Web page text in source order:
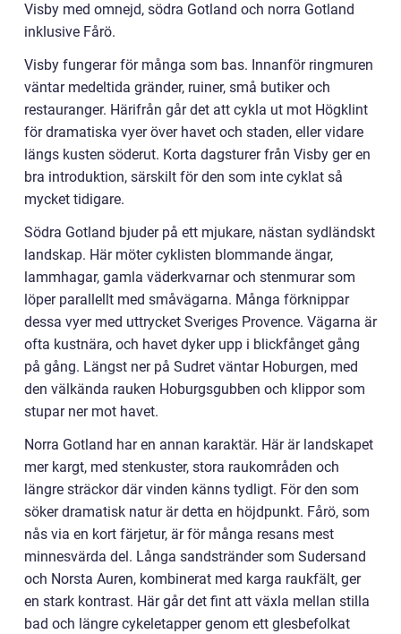
Visby med omnejd, södra Gotland och norra Gotland
inklusive Fårö.
Visby fungerar för många som bas. Innanför ringmuren
väntar medeltida gränder, ruiner, små butiker och
restauranger. Härifrån går det att cykla ut mot Högklint
för dramatiska vyer över havet och staden, eller vidare
längs kusten söderut. Korta dagsturer från Visby ger en
bra introduktion, särskilt för den som inte cyklat så
mycket tidigare.
Södra Gotland bjuder på ett mjukare, nästan sydländskt
landskap. Här möter cyklisten blommande ängar,
lammhagar, gamla väderkvarnar och stenmurar som
löper parallellt med småvägarna. Många förknippar
dessa vyer med uttrycket Sveriges Provence. Vägarna är
ofta kustnära, och havet dyker upp i blickfånget gång
på gång. Längst ner på Sudret väntar Hoburgen, med
den välkända rauken Hoburgsgubben och klippor som
stupar ner mot havet.
Norra Gotland har en annan karaktär. Här är landskapet
mer kargt, med stenkuster, stora raukområden och
längre sträckor där vinden känns tydligt. För den som
söker dramatisk natur är detta en höjdpunkt. Fårö, som
nås via en kort färjetur, är för många resans mest
minnesvärda del. Långa sandstränder som Sudersand
och Norsta Auren, kombinerat med karga raukfält, ger
en stark kontrast. Här går det fint att växla mellan stilla
bad och längre cykeletapper genom ett glesbefolkat